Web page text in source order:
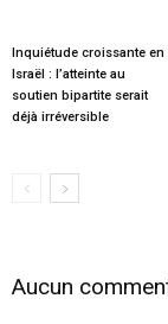
Inquiétude croissante en
Israël : l’atteinte au
soutien bipartite serait
déjà irréversible
Aucun